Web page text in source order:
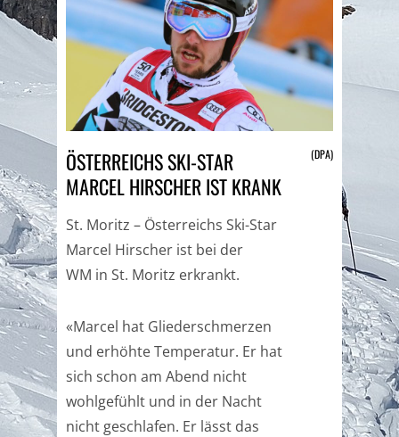
ÖSTERREICHS SKI-STAR
MARCEL HIRSCHER IST KRANK
(DPA)
St. Moritz – Österreichs Ski-Star
Marcel Hirscher ist bei der
WM in St. Moritz erkrankt.
«Marcel hat Gliederschmerzen
und erhöhte Temperatur. Er hat
sich schon am Abend nicht
wohlgefühlt und in der Nacht
nicht geschlafen. Er lässt das